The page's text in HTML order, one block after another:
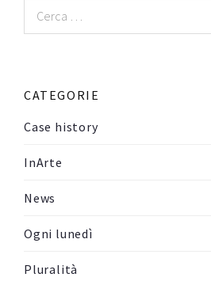
per:
CATEGORIE
Case history
InArte
News
Ogni lunedì
Pluralità